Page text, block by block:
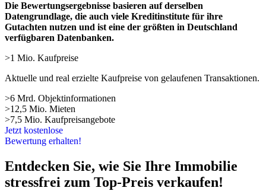
Die Bewertungsergebnisse basieren auf derselben
Datengrundlage, die auch viele Kreditinstitute für ihre
Gutachten nutzen und ist eine der größten in Deutschland
verfügbaren Datenbanken.
>1 Mio. Kaufpreise
Aktuelle und real erzielte Kaufpreise von gelaufenen Transaktionen.
>6 Mrd. Objektinformationen
>12,5 Mio. Mieten
>7,5 Mio. Kaufpreisangebote
Jetzt kostenlose
Bewertung erhalten!
Entdecken Sie, wie Sie Ihre Immobilie
stressfrei zum Top-Preis verkaufen!